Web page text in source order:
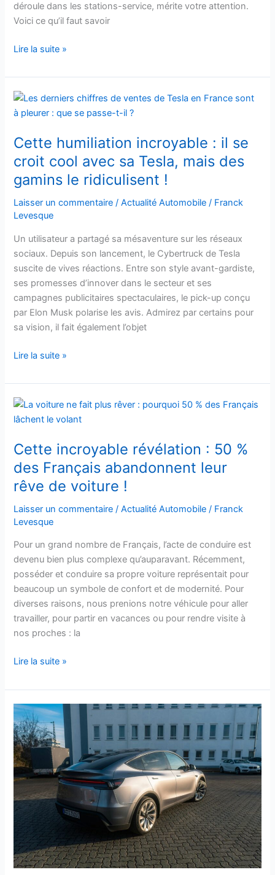
déroule dans les stations-service, mérite votre attention.
Voici ce qu’il faut savoir
Lire la suite »
Cette humiliation incroyable : il se
croit cool avec sa Tesla, mais des
gamins le ridiculisent !
Laisser un commentaire /Actualité Automobile / Franck
Levesque
Un utilisateur a partagé sa mésaventure sur les réseaux
sociaux. Depuis son lancement, le Cybertruck de Tesla
suscite de vives réactions. Entre son style avant-gardiste,
ses promesses d’innover dans le secteur et ses
campagnes publicitaires spectaculaires, le pick-up conçu
par Elon Musk polarise les avis. Admirez par certains pour
sa vision, il fait également l’objet
Cette
humiliation
:
il
croit
cool
avec
Tesla,
mais
des
gamins
le
ridiculisent
!
Lire la suite »
Cette incroyable révélation : 50 %
des Français abandonnent leur
rêve de voiture !
Laisser un commentaire /Actualité Automobile / Franck
Levesque
Pour un grand nombre de Français, l’acte de conduire est
devenu bien plus complexe qu’auparavant. Récemment,
posséder et conduire sa propre voiture représentait pour
beaucoup un symbole de confort et de modernité. Pour
diverses raisons, nous prenions notre véhicule pour aller
travailler, pour partir en vacances ou pour rendre visite à
nos proches : la
Cette
incroyable
:
50
des
Français
abandonnent
rêve
de
voiture
!
Lire la suite »
Ces
5
raisons
stupéfiantes
pour
lesquelles
personne
ne
veut
plus
d’une